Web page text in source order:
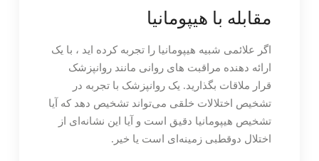
مقابله با هیپومانیا
اگر علائمی شبیه هیپومانیا را تجربه کرده اید ، با یک
ارائه دهنده مراقبت های روانی مانند روانپزشک
قرار ملاقات بگذارید. یک روانپزشک با تجربه در
تشخیص اختلالات خلقی می‌تواند تشخیص دهد که آیا
تشخیص هیپومانیا دقیق است و آیا این نشانه‌ای از
اختلال دوقطبی زمینه‌ای است یا خیر.